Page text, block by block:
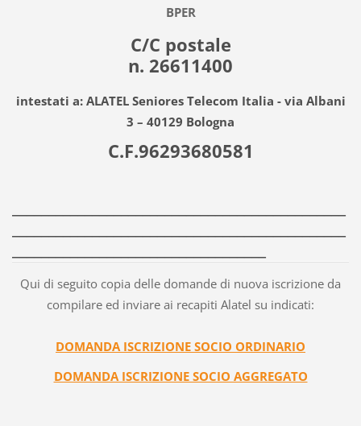
BPER
C/C postale
n. 26611400
intestati a: ALATEL Seniores Telecom Italia - via Albani
3 – 40129 Bologna
C.F.96293680581
Qui di seguito copia delle domande di nuova iscrizione da
compilare ed inviare ai recapiti Alatel su indicati:
DOMANDA ISCRIZIONE SOCIO ORDINARIO
DOMANDA ISCRIZIONE SOCIO AGGREGATO